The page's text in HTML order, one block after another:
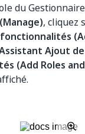
du
, cliquez
Ajout
(Add Roles